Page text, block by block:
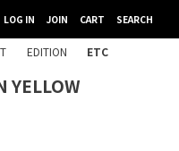
LOG IN JOIN CART SEARCH
EDITION ETC
YELLOW